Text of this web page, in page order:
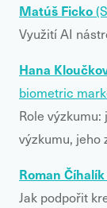
Matúš Ficko
Využití AI
Hana
biometric
Role
výzkumu, jeho
Roman Číhalík
Jak podpořit